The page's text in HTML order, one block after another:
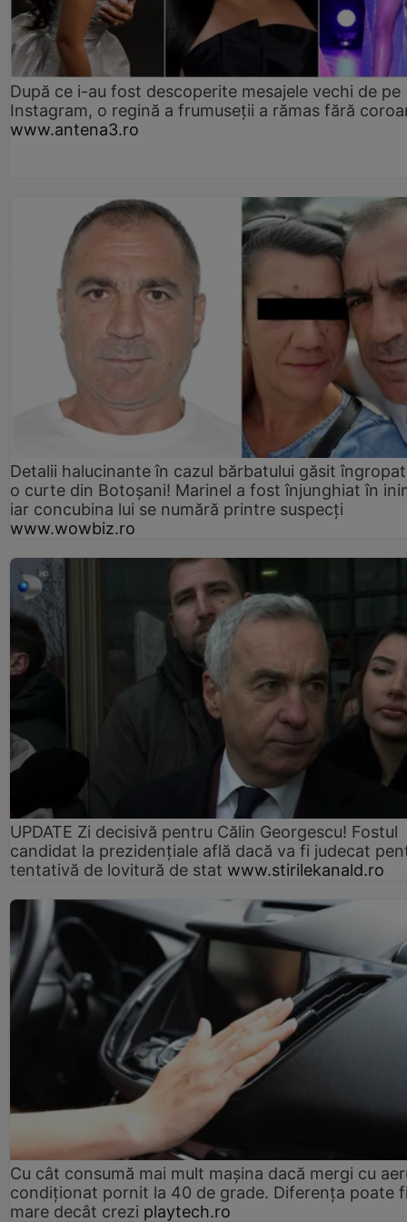
După ce i-au fost descoperite mesajele vechi de pe
Instagram, o regină a frumuseții a rămas fără
www.antena3.ro
Detalii halucinante în cazul bărbatului găsit
o curte din Botoșani! Marinel a fost înjunghiat în
iar concubina lui se numără printre suspecți
www.wowbiz.ro
UPDATE Zi decisivă pentru Călin Georgescu! Fostul
candidat la prezidențiale află dacă va fi judecat
tentativă de lovitură de stat www.stirilekanald.ro
Cu cât consumă mai mult mașina dacă mergi cu
condiționat pornit la 40 de grade. Diferența poate
mare decât crezi playtech.ro